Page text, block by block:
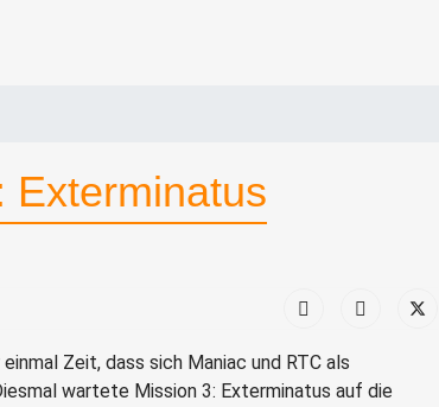
Exterminatus
Zeit, dass sich Maniac und RTC als
wartete Mission 3: Exterminatus auf die